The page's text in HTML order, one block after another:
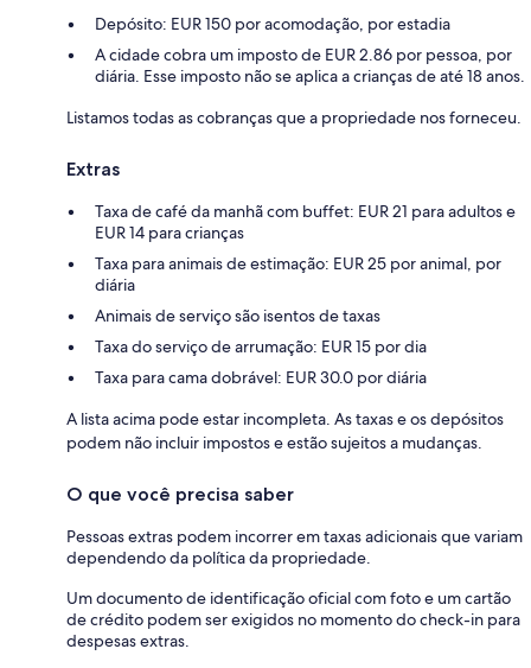
Depósito: EUR 150 por acomodação, por estadia
A cidade cobra um imposto de EUR 2.86 por pessoa, por
diária. Esse imposto não se aplica a crianças de até 18 anos.
Listamos todas as cobranças que a propriedade nos forneceu.
Extras
Taxa de café da manhã com buffet: EUR 21 para adultos e
EUR 14 para crianças
Taxa para animais de estimação: EUR 25 por animal, por
diária
Animais de serviço são isentos de taxas
Taxa do serviço de arrumação: EUR 15 por dia
Taxa para cama dobrável: EUR 30.0 por diária
A lista acima pode estar incompleta. As taxas e os depósitos
podem não incluir impostos e estão sujeitos a mudanças.
O que você precisa saber
Pessoas extras podem incorrer em taxas adicionais que variam
dependendo da política da propriedade.
Um documento de identificação oficial com foto e um cartão
de crédito podem ser exigidos no momento do check-in para
despesas extras.